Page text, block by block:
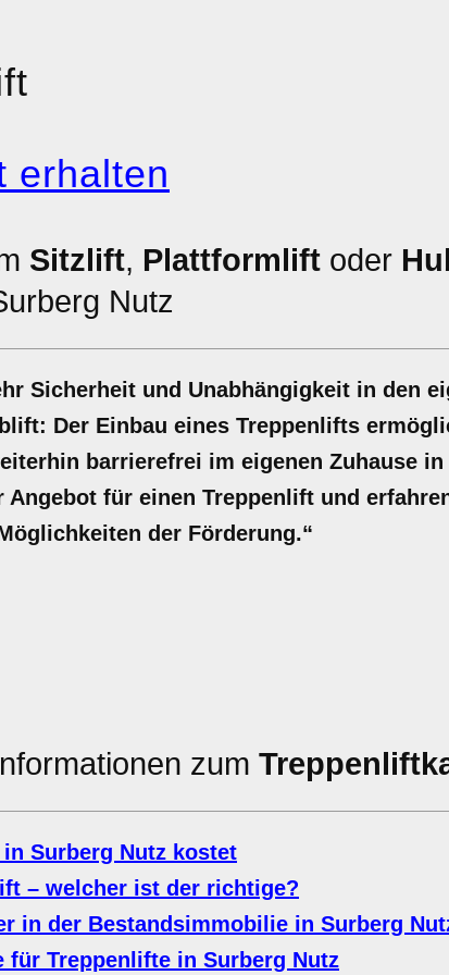
erhalten
Sitzlift, Plattformlift oder
Nutz
Sicherheit und Unabhängigkeit in den
Der Einbau eines Treppenlifts
barrierefrei im eigenen Zuhause in
für einen Treppenlift und
der Förderung.“
zum
Surberg Nutz kostet
– welcher ist der richtige?
in der Bestandsimmobilie in Surberg
Treppenlifte in Surberg Nutz